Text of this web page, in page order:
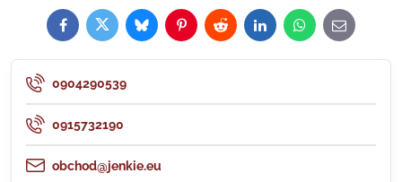
FacebookTwitterBlueskyPinterestRedditLinkedInWhatsApp
E-
mail
0904290539
0915732190
obchod@jenkie.eu